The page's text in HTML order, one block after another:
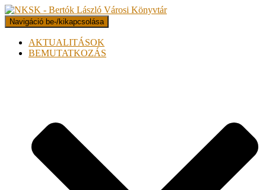
Navigáció be-/kikapcsolása
AKTUALITÁSOK
BEMUTATKOZÁS